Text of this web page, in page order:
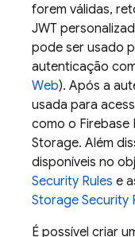
forem válidas,
JWT
pode ser usado
autenticação
Web). Após a
usada para
como o Firebase
Storage. Além
disponíveis no
Security Rules e
Storage Security
É possível criar